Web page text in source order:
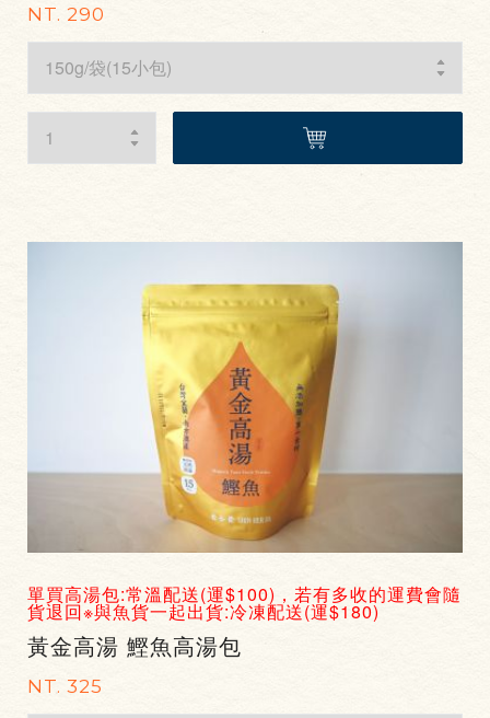
NT. 290
單買高湯包:常溫配送(運$100)，若有多收的運費會隨
貨退回※與魚貨一起出貨:冷凍配送(運$180)
黃金高湯 鰹魚高湯包
NT. 325